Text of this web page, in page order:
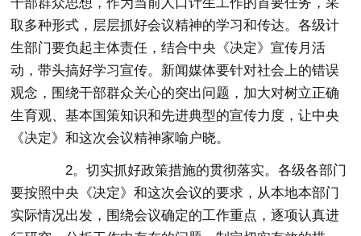
取多种形式，层层抓好会议精神的学习和传达。各级计
生部门要负起主体责任，结合中央《决定》宣传月活
动，带头搞好学习宣传。新闻媒体要针对社会上的错误
观念，围绕干部群众关心的突出问题，加大对树立正确
生育观、基本国策知识和先进典型的宣传力度，让中央
《决定》和这次会议精神家喻户晓。
2。切实抓好政策措施的贯彻落实。各级各部门
要按照中央《决定》和这次会议的要求，从本地本部门
实际情况出发，围绕会议确定的工作重点，逐项认真进